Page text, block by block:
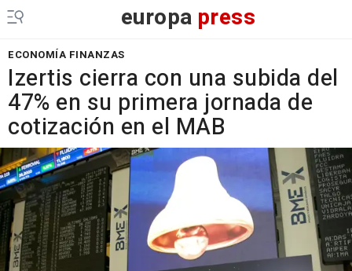
europa press
ECONOMÍA FINANZAS
Izertis cierra con una subida del
47% en su primera jornada de
cotización en el MAB